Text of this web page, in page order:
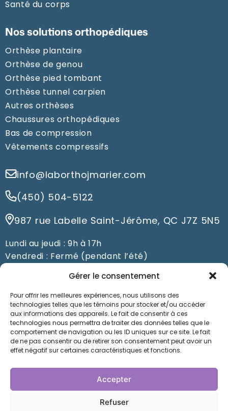
Gérer le consentement
Pour offrir les meilleures expériences, nous utilisons des
technologies telles que les témoins pour stocker et/ou accéder
aux informations des appareils. Le fait de consentir à ces
technologies nous permettra de traiter des données telles que le
comportement de navigation ou les ID uniques sur ce site. Le fait
de ne pas consentir ou de retirer son consentement peut avoir un
effet négatif sur certaines caractéristiques et fonctions.
Accepter
Refuser
Santé du corps
Nos solutions orthopédiques
Orthèse plantaire
Orthèse de genou
Orthèse pied tombant
Orthèse tunnel carpien
Autres orthèses
Chaussures orthopédiques
Bas de compression
Vêtements compressifs
info@laborthojmarier.com
(450) 504-5122
987 rue Labelle Saint-Jérôme, QC J7Z 5N5
Lundi au jeudi : 9h à 17h
Vendredi : Fermé (pendant l’été)
Prendre un rendez-vous
Nos orthésistes à Saint-Jérôme prennent soin de
Orthopédique Jérôme Marier. Faites-nous
confiance pour la conception d’orthèses sur
mesure: vous ne serez pas déçus !